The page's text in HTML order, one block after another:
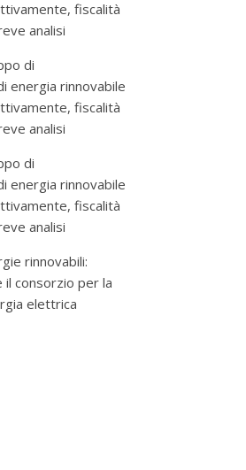
fiscalità
analisi
di
energia rinnovabile
fiscalità
analisi
di
energia rinnovabile
fiscalità
analisi
rinnovabili:
consorzio per la
elettrica